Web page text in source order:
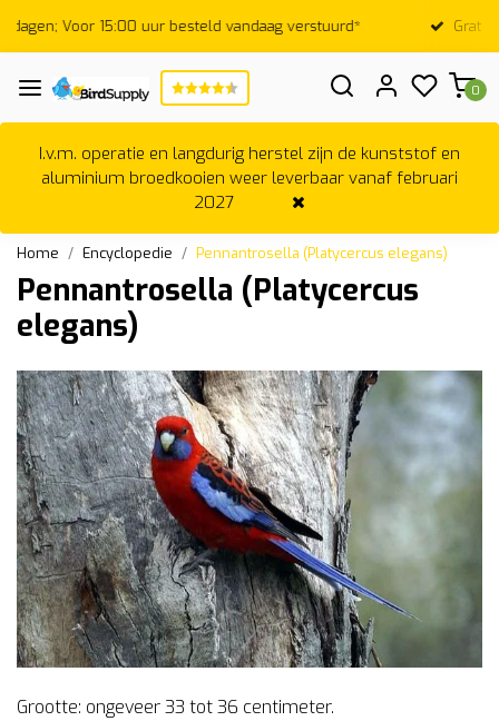
Gratis verzending vanaf €75,-* m.u.v. broedkooien
0
I.v.m. operatie en langdurig herstel zijn de kunststof en
aluminium broedkooien weer leverbaar vanaf februari
2027
Home Encyclopedie Pennantrosella (Platycercus elegans)
Pennantrosella (Platycercus
elegans)
Grootte: ongeveer 33 tot 36 centimeter.